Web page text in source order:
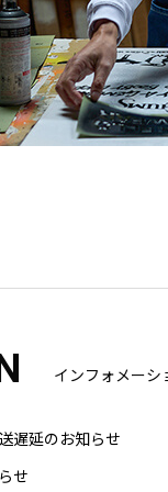
インフォメーシ
遅延のお知らせ
せ